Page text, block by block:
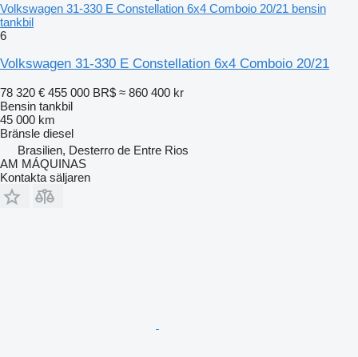
Volkswagen 31-330 E Constellation 6x4 Comboio 20/21 bensin
tankbil
6
Volkswagen 31-330 E Constellation 6x4 Comboio 20/21
78 320 € 455 000 BR$ ≈ 860 400 kr
Bensin tankbil
45 000 km
Bränsle diesel
Brasilien, Desterro de Entre Rios
AM MÁQUINAS
Kontakta säljaren